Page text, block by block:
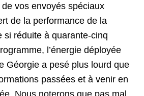
vos envoyés spéciaux
de la performance de la
si réduite à quarante-cinq
l’énergie déployée
Géorgie a pesé plus lourd que
passées et à venir en
Nous noterons que pas mal